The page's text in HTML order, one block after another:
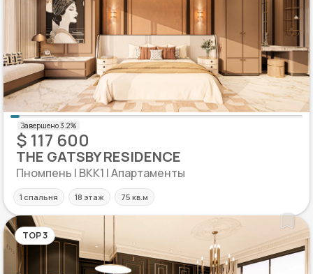
$ 117 600
THE GATSBY RESIDENCE
Пномпень | BKK1 | Апартаменты
1 спальня 18 этаж 75 кв.м
TOP 3